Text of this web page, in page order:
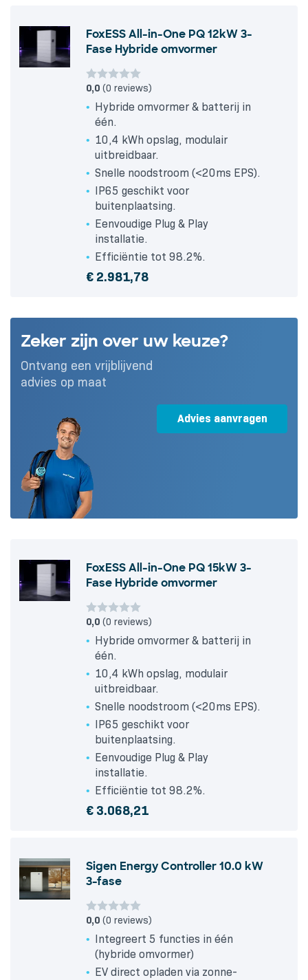
FoxESS All-in-One PQ 12kW 3-
Fase Hybride omvormer
0,0 (0 reviews)
Hybride omvormer & batterij in
één.
10,4 kWh opslag, modulair
uitbreidbaar.
Snelle noodstroom (<20ms EPS).
IP65 geschikt voor
buitenplaatsing.
Eenvoudige Plug & Play
installatie.
Efficiëntie tot 98.2%.
€ 2.981,78
Zeker zijn over uw keuze?
Ontvang een vrijblijvend
advies op maat
Advies aanvragen
FoxESS All-in-One PQ 15kW 3-
Fase Hybride omvormer
0,0 (0 reviews)
Hybride omvormer & batterij in
één.
10,4 kWh opslag, modulair
uitbreidbaar.
Snelle noodstroom (<20ms EPS).
IP65 geschikt voor
buitenplaatsing.
Eenvoudige Plug & Play
installatie.
Efficiëntie tot 98.2%.
€ 3.068,21
Sigen Energy Controller 10.0 kW
3-fase
0,0 (0 reviews)
Integreert 5 functies in één
(hybride omvormer)
EV direct opladen via zonne-